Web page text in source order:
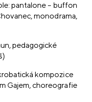
pantalone – buffon
monodrama,
pedagogické
kompozice
Gajem, choreografie